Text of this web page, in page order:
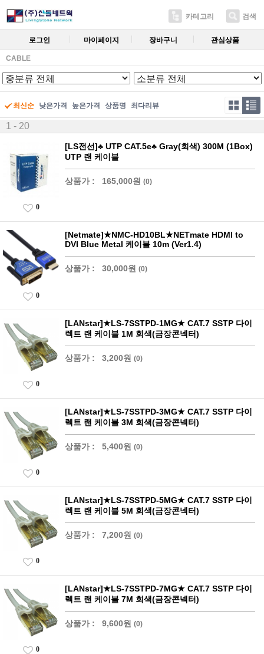
카테고리 검색
로그인 마이페이지 장바구니 관심상품
CABLE
최신순 낮은가격 높은가격 상품명 최다리뷰
1 - 20
[LS전선]♣ UTP CAT.5e♣ Gray(회색) 300M (1Box)
UTP 랜 케이블
상품가 : 165,000원 (0)
0
[Netmate]★NMC-HD10BL★NETmate HDMI to
DVI Blue Metal 케이블 10m (Ver1.4)
상품가 : 30,000원 (0)
0
[LANstar]★LS-7SSTPD-1MG★ CAT.7 SSTP 다이
렉트 랜 케이블 1M 회색(금장콘넥터)
상품가 : 3,200원 (0)
0
[LANstar]★LS-7SSTPD-3MG★ CAT.7 SSTP 다이
렉트 랜 케이블 3M 회색(금장콘넥터)
상품가 : 5,400원 (0)
0
[LANstar]★LS-7SSTPD-5MG★ CAT.7 SSTP 다이
렉트 랜 케이블 5M 회색(금장콘넥터)
상품가 : 7,200원 (0)
0
[LANstar]★LS-7SSTPD-7MG★ CAT.7 SSTP 다이
렉트 랜 케이블 7M 회색(금장콘넥터)
상품가 : 9,600원 (0)
0